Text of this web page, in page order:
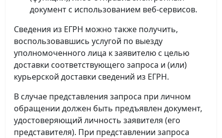
документ с использованием веб-сервисов.
Сведения из ЕГРН можно также получить,
воспользовавшись услугой по выезду
уполномоченного лица к заявителю с целью
доставки соответствующего запроса и (или)
курьерской доставки сведений из ЕГРН.
В случае представления запроса при личном
обращении должен быть предъявлен документ,
удостоверяющий личность заявителя (его
представителя). При представлении запроса